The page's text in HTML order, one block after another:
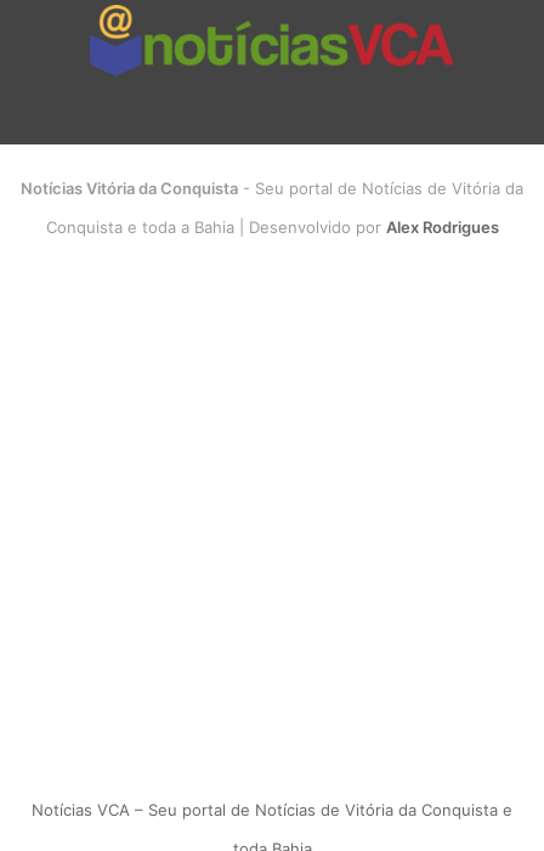
Notícias Vitória da Conquista - Seu portal de Notícias de Vitória da
Conquista e toda a Bahia | Desenvolvido por Alex Rodrigues
Notícias VCA – Seu portal de Notícias de Vitória da Conquista e